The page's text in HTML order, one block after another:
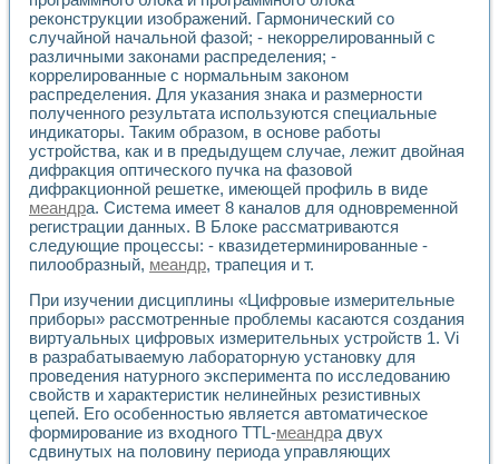
Виртуальный измеритель частотных характеристик на
Лабораторный практикум по основам теории Коммутации
Разработка виртуальной лабораторной работы
Виртуальные практикумы по электротехнике в среде
Из опыта внедрения в рамках национального проекта
Исследование эффективности решателей
Опыт разработки LabVIEW лабораторных практикумов
Проблемы повышения качества образования и
Развитие LabVIEW лабораторного практикума по
Разработка виртуальной лаборатории по электротехнике
Усовершенствованные алгоритмы частотного анализа
Об опыте работы учебного центра «Технологии
Технологии NI в магистерской программе «Прикладная
Автоматизированный стенд формирования
Лабораторный практикум по курсу ИИС на базе
Партнеры
Академические и отраслевые институты
Учебные заведения
Бизнес
Контакты
реконструкции изображений. Гармонический со
случайной начальной фазой; - некоррелированный с
различными законами распределения; -
коррелированные с нормальным законом
распределения. Для указания знака и размерности
полученного результата используются специальные
индикаторы. Таким образом, в основе работы
устройства, как и в предыдущем случае, лежит двойная
дифракция оптического пучка на фазовой
дифракционной решетке, имеющей профиль в виде
меандра. Система имеет 8 каналов для одновременной
регистрации данных. В Блоке рассматриваются
следующие процессы: - квазидетерминированные -
пилообразный, меандр, трапеция и т.
При изучении дисциплины «Цифровые измерительные
приборы» рассмотренные проблемы касаются создания
виртуальных цифровых измерительных устройств 1. Vi
в разрабатываемую лабораторную установку для
проведения натурного эксперимента по исследованию
свойств и характеристик нелинейных резистивных
цепей. Его особенностью является автоматическое
формирование из входного TTL-меандра двух
сдвинутых на половину периода управляющих